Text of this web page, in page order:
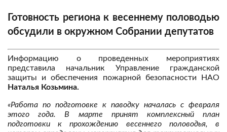
Готовность региона к весеннему половодью
обсудили в окружном Собрании депутатов
Информацию о проведенных мероприятиях
представила начальник Управление гражданской
защиты и обеспечения пожарной безопасности НАО
Наталья Козьмина.
«Работа по подготовке к паводку началась с февраля
этого года. В марте принят комплексный план
подготовки к прохождению весеннего половодья, в